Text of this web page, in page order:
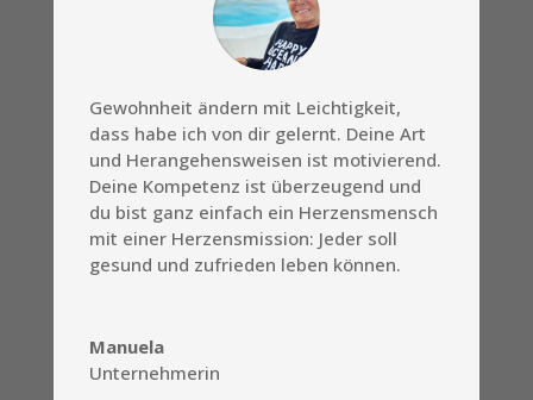
Gewohnheit ändern mit Leichtigkeit,
dass habe ich von dir gelernt. Deine Art
und Herangehensweisen ist motivierend.
Deine Kompetenz ist überzeugend und
du bist ganz einfach ein Herzensmensch
mit einer Herzensmission: Jeder soll
gesund und zufrieden leben können.
Manuela
Unternehmerin